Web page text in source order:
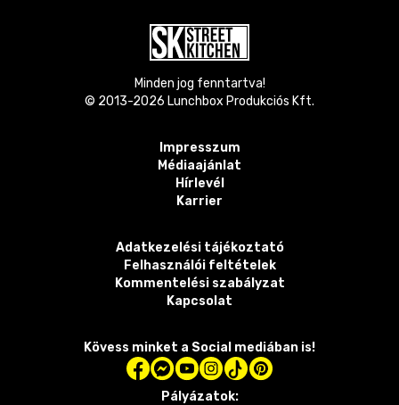
Minden jog fenntartva!
© 2013-2026 Lunchbox Produkciós Kft.
Impresszum
Médiaajánlat
Hírlevél
Karrier
Adatkezelési tájékoztató
Felhasználói feltételek
Kommentelési szabályzat
Kapcsolat
Kövess minket a Social mediában is!
Pályázatok: